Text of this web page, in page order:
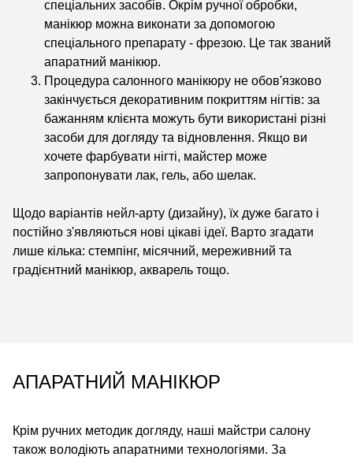
спеціальних засобів. Окрім ручної обробки,
манікюр можна виконати за допомогою
спеціального препарату - фрезою. Це так званий
апаратний манікюр.
Процедура салонного манікюру не обов'язково
закінчується декоративним покриттям нігтів: за
бажанням клієнта можуть бути використані різні
засоби для догляду та відновлення. Якщо ви
хочете фарбувати нігті, майстер може
запропонувати лак, гель, або шелак.
Щодо варіантів нейл-арту (дизайну), їх дуже багато і
постійно з'являються нові цікаві ідеї. Варто згадати
лише кілька: стемпінг, місячний, мереживний та
градієнтний манікюр, акварель тощо.
АПАРАТНИЙ МАНІКЮР
Крім ручних методик догляду, наші майстри салону
також володіють апаратними технологіями. За